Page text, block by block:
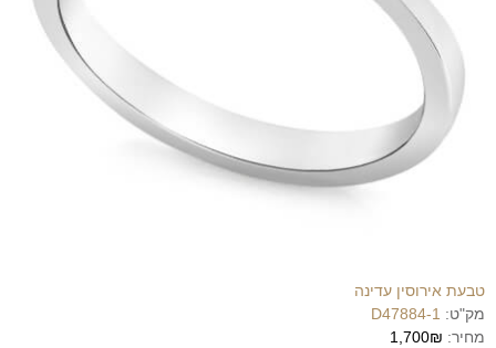
טבעת אירוסין עדינה
מק"ט: D47884-1
מחיר: 1,700₪